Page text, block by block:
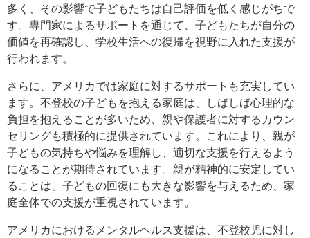
多く、その影響で子どもたちは自己評価を低く感じがちで
す。専門家によるサポートを通じて、子どもたちが自分の
価値を再確認し、学校生活への復帰を視野に入れた支援が
行われます。
さらに、アメリカでは家庭に対するサポートも充実してい
ます。不登校の子どもを抱える家庭は、しばしば心理的な
負担を抱えることが多いため、親や保護者に対するカウン
セリングも積極的に提供されています。これにより、親が
子どもの気持ちや悩みを理解し、適切な支援を行えるよう
になることが期待されています。親が精神的に安定してい
ることは、子どもの回復にも大きな影響を与えるため、家
庭全体での支援が重視されています。
アメリカにおけるメンタルヘルス支援は、不登校児に対し